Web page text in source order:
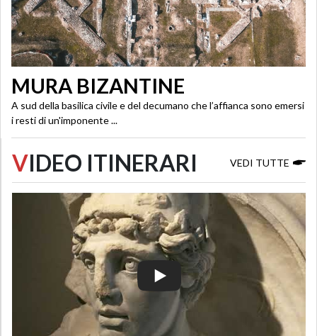
MURA BIZANTINE
A sud della basilica civile e del decumano che l’affianca sono emersi
i resti di un'imponente ...
VIDEO ITINERARI VEDI TUTTE